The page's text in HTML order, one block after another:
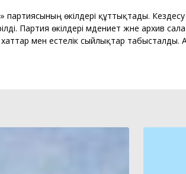
партиясының өкілдері құттықтады.
Партия өкілдері мәдениет және архив
мен естелік сыйлықтар табысталды.